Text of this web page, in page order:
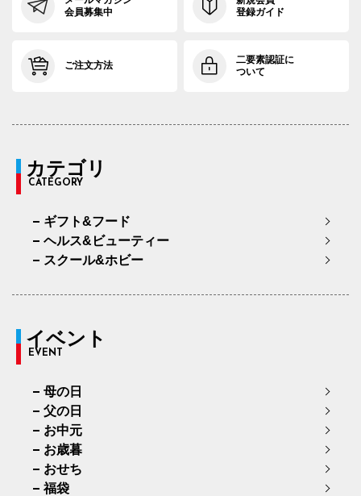
会員募集中
登録ガイド
ご注文方法
二要素認証に
ついて
カテゴリ
CATEGORY
ギフト&フード
ヘルス&ビューティー
スクール&ホビー
イベント
EVENT
母の日
父の日
お中元
お歳暮
おせち
福袋